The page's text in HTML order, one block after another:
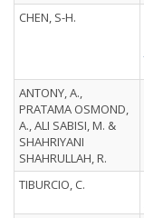
CHEN, S-H.
ANTONY, A.,
PRATAMA OSMOND,
A., ALI SABISI, M. &
SHAHRIYANI
SHAHRULLAH, R.
TIBURCIO, C.